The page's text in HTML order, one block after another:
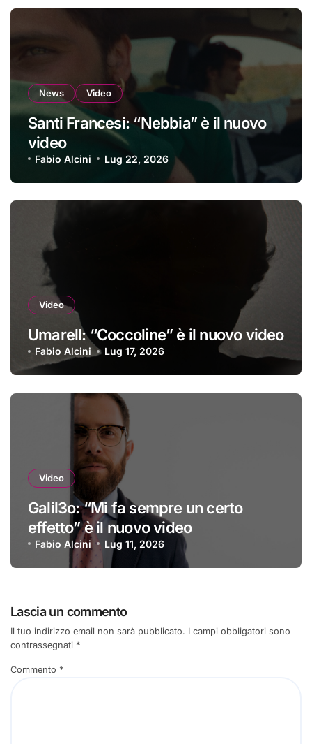
News Video
Santi Francesi: “Nebbia” è il nuovo
video
Fabio Alcini Lug 22, 2026
Video
Umarell: “Coccoline” è il nuovo video
Fabio Alcini Lug 17, 2026
Video
Galil3o: “Mi fa sempre un certo
effetto” è il nuovo video
Fabio Alcini Lug 11, 2026
Lascia un commento
Il tuo indirizzo email non sarà pubblicato. I campi obbligatori sono
contrassegnati *
Commento *